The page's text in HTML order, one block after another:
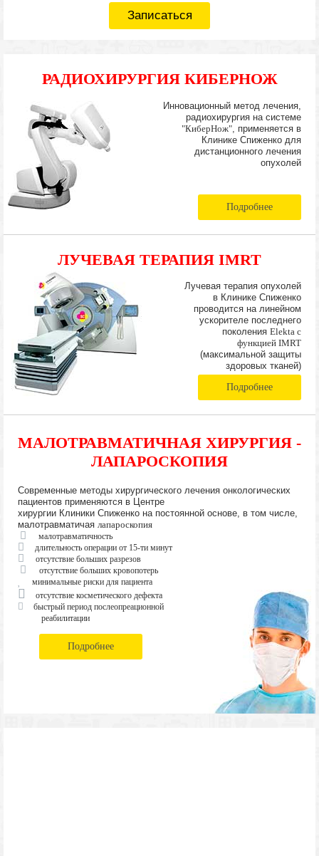
Записаться
РАДИОХИРУРГИЯ КИБЕРНОЖ
Инновационный метод лечения,
радиохирургия на системе
"КиберНож" , применяется в
Клинике Спиженко для
дистанционного лечения
опухолей
Подробнее
ЛУЧЕВАЯ ТЕРАПИЯ IMRT
Лучевая терапия опухолей
в Клинике Спиженко
проводится на линейном
ускорителе последнего
поколения Elekta с
функцией IMRT
(максимальной защиты
здоровых тканей)
Подробнее
МАЛОТРАВМАТИЧНАЯ ХИРУРГИЯ -
ЛАПАРОСКОПИЯ
Современные методы хирургического лечения онкологических
пациентов применяются в Центре
хирургии Клиники Спиженко на постоянной основе, в том числе,
малотравматичая лапароскопия
малотравматичность
длительность операции от 15-ти минут
отсутствие больших разрезов
отсутствие больших кровопотерь
минимальные риски для пациента
отсутствие косметического дефекта
быстрый период послеопреационной
реабилитации
Подробнее